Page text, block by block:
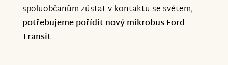
spoluobčanům zůstat v kontaktu se světem,
potřebujeme pořídit nový mikrobus Ford
Transit.